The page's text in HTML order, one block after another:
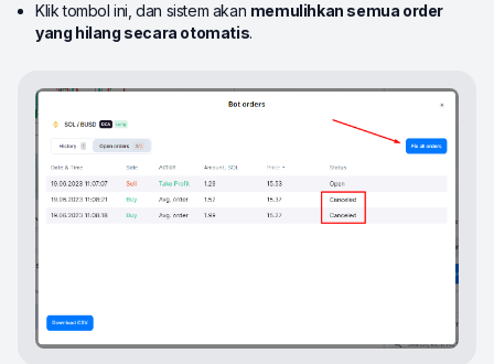
Klik tombol ini, dan sistem akan memulihkan semua order
yang hilang secara otomatis.